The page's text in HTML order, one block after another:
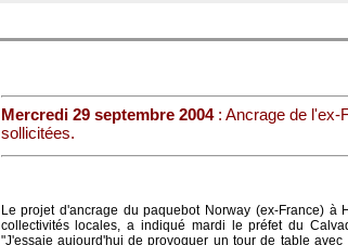
Mercredi 29 septembre 2004: Ancrage de l'ex-
sollicitées.
Le projet d'ancrage du paquebot Norway (ex-France)
collectivités locales, a indiqué mardi le préfet du
"J'essaie aujourd'hui de provoquer un tour de table